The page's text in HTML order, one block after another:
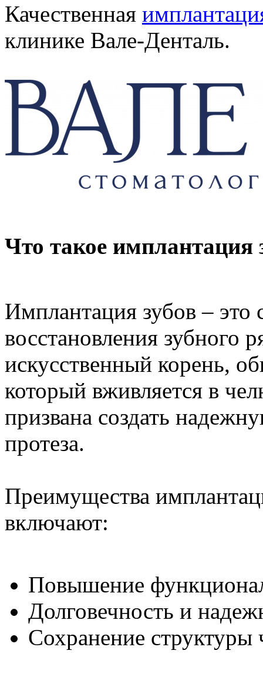
Качественная
клинике Вале-Денталь.
Что такое имплантация
Имплантация зубов – это
восстановления зубного
искусственный корень,
который вживляется в
призвана создать
протеза.
Преимущества
включают:
Повышение
Долговечность и
Сохранение структуры